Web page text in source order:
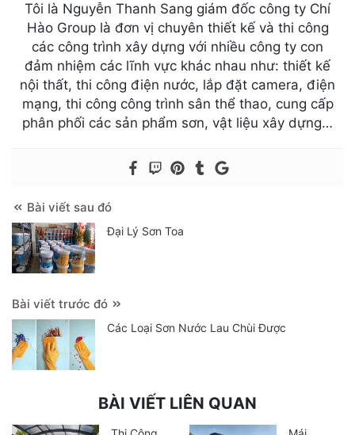
Tôi là Nguyễn Thanh Sang giám đốc công ty Chí
Hào Group là đơn vị chuyên thiết kế và thi công
các công trình xây dựng với nhiều công ty con
đảm nhiệm các lĩnh vực khác nhau như: thiết kế
nội thất, thi công điện nước, lắp đặt camera, điện
mạng, thi công công trình sân thể thao, cung cấp
phân phối các sản phẩm sơn, vật liệu xây dựng…
Bài viết sau đó
Đại Lý Sơn Toa
Bài viết trước đó
Các Loại Sơn Nước Lau Chùi Được
BÀI VIẾT LIÊN QUAN